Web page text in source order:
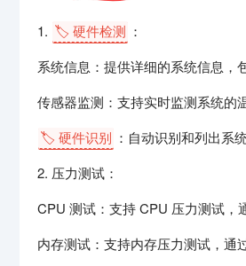
1. 🏷️ 硬件检测 ：
系统信息：提供详细的系统信息，
传感器监测：支持实时监测系统的
🏷️ 硬件识别 ：自动识别和列出系
2. 压力测试：
CPU 测试：支持 CPU 压力测试，
内存测试：支持内存压力测试，通